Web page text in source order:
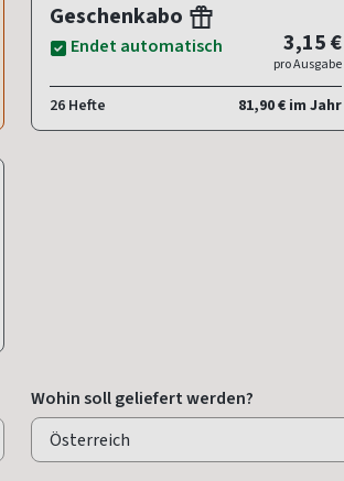
Geschenkabo
Endet automatisch 3,15 €
pro Ausgabe
26 Hefte 81,90 € im Jahr
Wohin soll geliefert werden?